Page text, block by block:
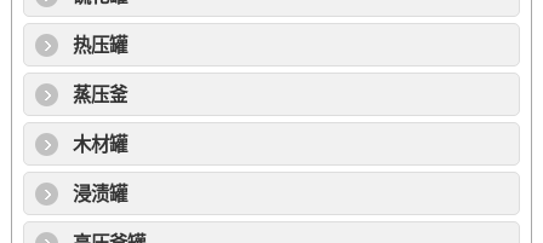
热压罐
蒸压釜
木材罐
浸渍罐